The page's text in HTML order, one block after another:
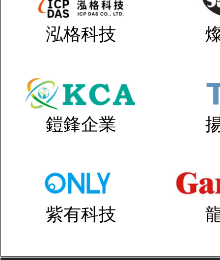
泓格科技
鎧鋒企業
紫有科技